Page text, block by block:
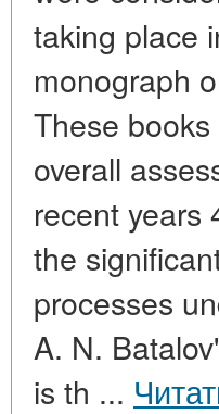
taking place
monograph
These
overall
recent years
the
processes
A. N.
is th ...